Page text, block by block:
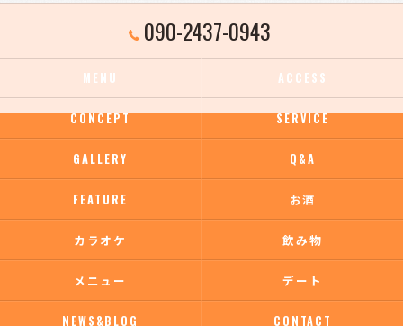
090-2437-0943
MENU ACCESS
CONCEPT SERVICE
GALLERY Q&A
FEATURE お酒
カラオケ 飲み物
メニュー デート
NEWS&BLOG CONTACT